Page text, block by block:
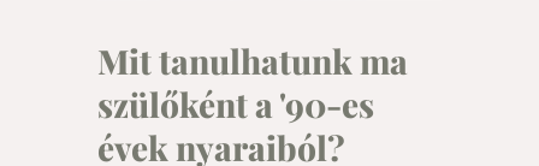
Mit tanulhatunk ma
szülőként a '90-es
évek nyaraiból?